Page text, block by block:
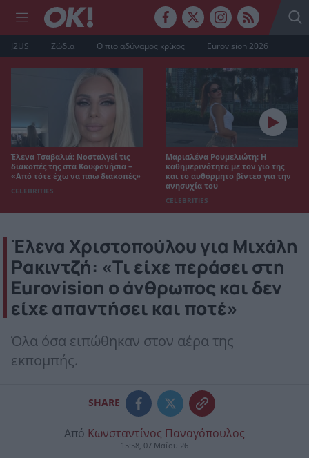
J2US Ζώδια Ο πιο αδύναμος κρίκος Eurovision 2026
Έλενα Τσαβαλιά: Νοσταλγεί τις
διακοπές της στα Κουφονήσια –
«Από τότε έχω να πάω διακοπές»
CELEBRITIES
Μαριαλένα Ρουμελιώτη: Η
καθημερινότητα με τον γιο της
και το αυθόρμητο βίντεο για την
ανησυχία του
CELEBRITIES
Έλενα Χριστοπούλου για Μιχάλη
Ρακιντζή: «Τι είχε περάσει στη
Eurovision ο άνθρωπος και δεν
είχε απαντήσει και ποτέ»
Όλα όσα ειπώθηκαν στον αέρα της
εκπομπής.
SHARE
Από Κωνσταντίνος Παναγόπουλος
15:58, 07 Μαΐου 26